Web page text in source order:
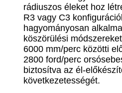
rádiuszos éleket hoz
R3 vagy C3
hagyományosan
köszörülési
6000 mm/perc közötti
2800 ford/perc
biztosítva az él-
következetességét.